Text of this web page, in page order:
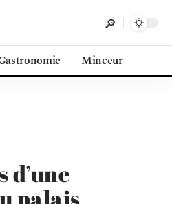
Minceur
d’une